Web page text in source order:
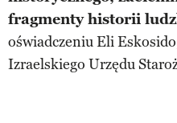
fragmenty historii
oświadczeniu Eli
Izraelskiego Urzędu